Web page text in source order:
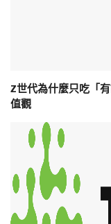
Z世代為什麼只吃「
值觀